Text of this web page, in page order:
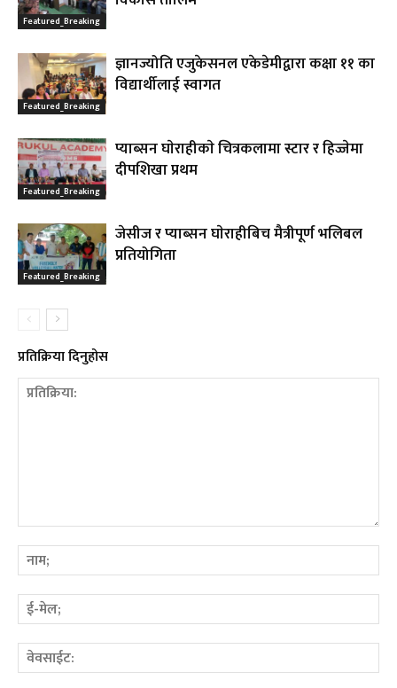
Featured_Breaking
Featured_Breaking
ज्ञानज्योति एजुकेसनल एकेडेमीद्वारा कक्षा ११ का
विद्यार्थीलाई स्वागत
Featured_Breaking
प्याब्सन घाेराहीकाे चित्रकलामा स्टार र हिज्जेमा
दीपशिखा प्रथम
Featured_Breaking
जेसीज र प्याब्सन घाेराहीबिच मैत्रीपूर्ण भलिबल
प्रतियोगिता
प्रतिक्रिया दिनुहोस